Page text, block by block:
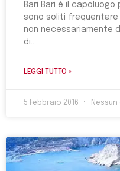
Bari Bari è il
sono soliti frequentare
non necessariamente
di
LEGGI TUTTO »
5 Febbraio 2016